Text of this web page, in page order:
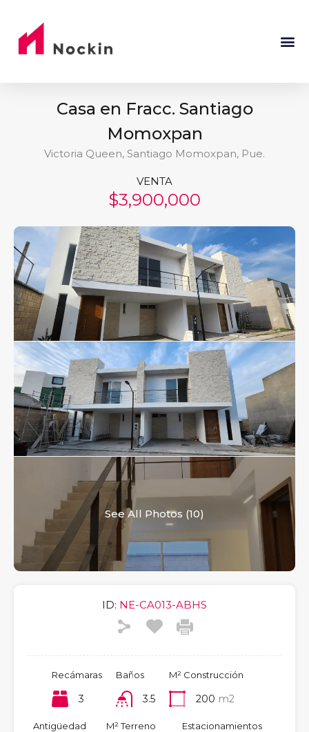
Casa en Fracc. Santiago
Momoxpan
Victoria Queen, Santiago Momoxpan, Pue.
VENTA
$3,900,000
See All Photos (10)
ID: NE-CA013-ABHS
Recámaras
3
Baños
3.5
M² Construcción
200 m2
Antigüedad M² Terreno Estacionamientos